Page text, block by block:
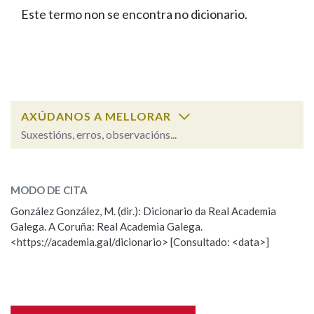
FIGURAS HOMENAXEADAS
PORTAL DAS PALABRAS
Facebook
TwitterYoutubeInstagram
Bluesky
BUSCAR NOS LEMAS
Remata por
BUSCAR NO CONTIDO
Nas definicións
Este termo non se encontra no dicionario.
AXÚDANOS A MELLORAR
Suxestións, erros, observacións...
Observación
Nome
MODO DE CITA
González González, M. (dir.): Dicionario da Real Academia
Galega. A Coruña: Real Academia Galega.
<https://academia.gal/dicionario> [Consultado: <data>]